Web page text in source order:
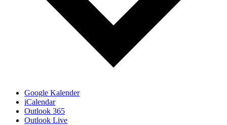
Google Kalender
iCalendar
Outlook 365
Outlook Live